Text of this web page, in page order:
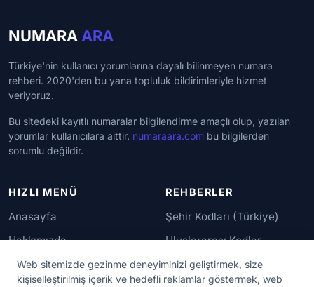
Web sitemizde gezinme deneyiminizi geliştirmek, size
kişiselleştirilmiş içerik ve hedefli reklamlar göstermek, web
NUMARA ARA
Türkiye'nin kullanıcı yorumlarına dayalı bilinmeyen numara
rehberi. 2020'den bu yana topluluk bildirimleriyle hizmet
veriyoruz.
Bu sitedeki kayıtlı numaralar bilgilendirme amaçlı olup, yazılan
yorumlar kullanıcılara aittir. numaraara.com bu bilgilerden
sorumlu değildir.
HIZLI MENÜ
Anasayfa
Hakkımızda
İletişim
REHBERLER
Şehir Kodları (Türkiye)
Uluslararası Kodlar
Güvenilir Numaralar